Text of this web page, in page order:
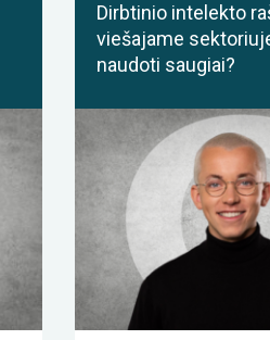
Dirbtinio intelekto
viešajame
naudoti saugiai?